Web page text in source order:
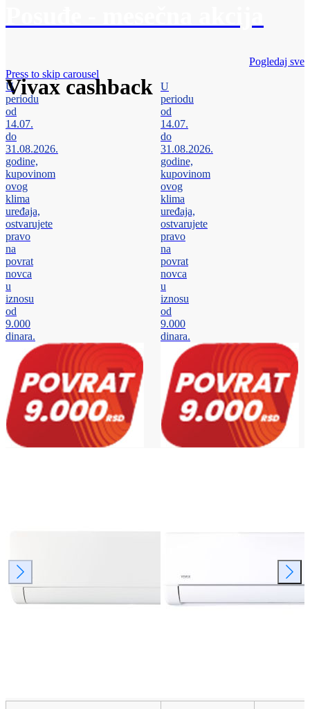
Vivax cashback
Pogledaj sve
Press to skip carousel
U
periodu
od
14.07.
do
31.08.2026.
godine,
kupovinom
ovog
klima
uređaja,
ostvarujete
pravo
na
povrat
novca
u
iznosu
od
9.000
dinara.
U
periodu
od
14.07.
do
31.08.2026.
godine,
kupovinom
ovog
klima
uređaja,
ostvarujete
pravo
na
povrat
novca
u
iznosu
od
9.000
dinara.